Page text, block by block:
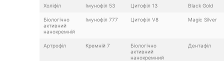
Холіфіл Імунофіл 53 Цитофіл 13 Black Gold
Біологічно
активний
нанокремній
Імунофіл 777 Цитофіл V8 Magic Silver
Артрофіл Кремній 7
Біологічно
активний
нанокремний
Дентафіл